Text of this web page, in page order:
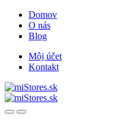
Skip
navigation
Skip
content
Domov
O nás
Blog
Môj účet
Kontakt
OpenClose